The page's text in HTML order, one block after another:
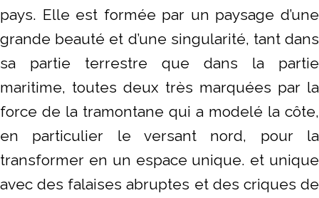
pays. Elle est formée par un paysage d’une
grande beauté et d’une singularité, tant dans
sa partie terrestre que dans la partie
maritime, toutes deux très marquées par la
force de la tramontane qui a modelé la côte,
en particulier le versant nord, pour la
transformer en un espace unique. et unique
avec des falaises abruptes et des criques de